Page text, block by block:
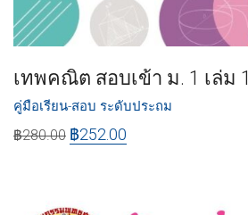
เทพคณิต สอบเข้า ม. 1 เล่ม 1
คู่มือเรียน-สอบ ระดับประถม
฿280.00 ฿252.00